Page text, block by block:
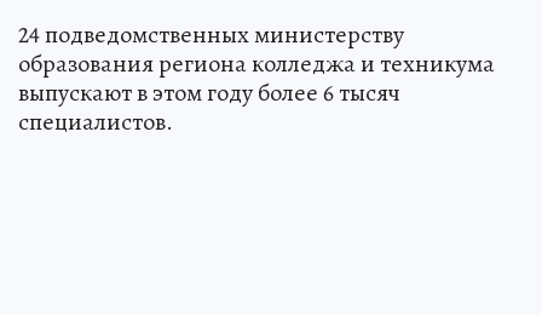
24 подведомственных министерству
образования региона колледжа и техникума
выпускают в этом году более 6 тысяч
специалистов.